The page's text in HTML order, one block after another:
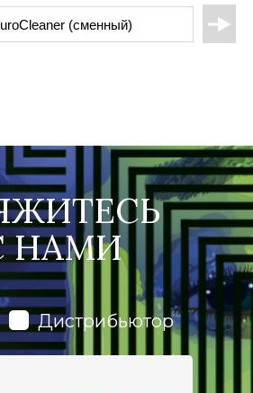
(сменный)
НАМИ
Дистрибьютор